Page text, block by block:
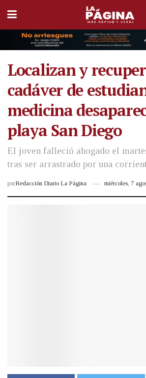
Localizan y
cadáver de
medicina
playa San Diego
El joven falleció ahogado el
tras ser arrastrado por una
porRedacción Diario La Página miércoles, 7